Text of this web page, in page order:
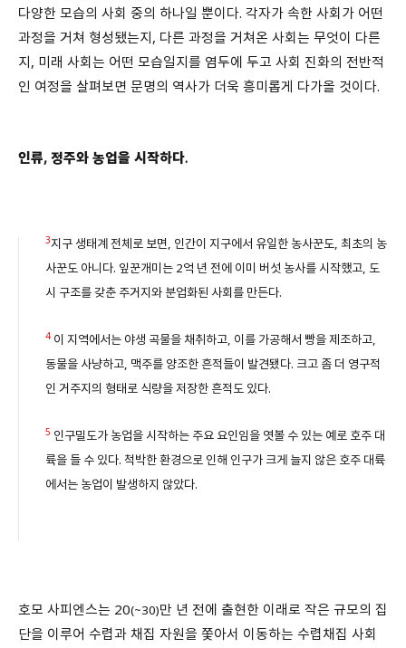
다양한 모습의 사회 중의 하나일 뿐이다. 각자가 속한 사회가 어떤
과정을 거쳐 형성됐는지, 다른 과정을 거쳐온 사회는 무엇이 다른
지, 미래 사회는 어떤 모습일지를 염두에 두고 사회 진화의 전반적
인 여정을 살펴보면 문명의 역사가 더욱 흥미롭게 다가올 것이다.
인류, 정주와 농업을 시작하다.
3지구 생태계 전체로 보면, 인간이 지구에서 유일한 농사꾼도, 최초의 농
사꾼도 아니다. 잎꾼개미는 2억 년 전에 이미 버섯 농사를 시작했고, 도
시 구조를 갖춘 주거지와 분업화된 사회를 만든다.
4 이 지역에서는 야생 곡물을 채취하고, 이를 가공해서 빵을 제조하고,
동물을 사냥하고, 맥주를 양조한 흔적들이 발견됐다. 크고 좀 더 영구적
인 거주지의 형태로 식량을 저장한 흔적도 있다.
5 인구밀도가 농업을 시작하는 주요 요인임을 엿볼 수 있는 예로 호주 대
륙을 들 수 있다. 척박한 환경으로 인해 인구가 크게 늘지 않은 호주 대륙
에서는 농업이 발생하지 않았다.
호모 사피엔스는 20(~30)만 년 전에 출현한 이래로 작은 규모의 집
단을 이루어 수렵과 채집 자원을 쫓아서 이동하는 수렵채집 사회